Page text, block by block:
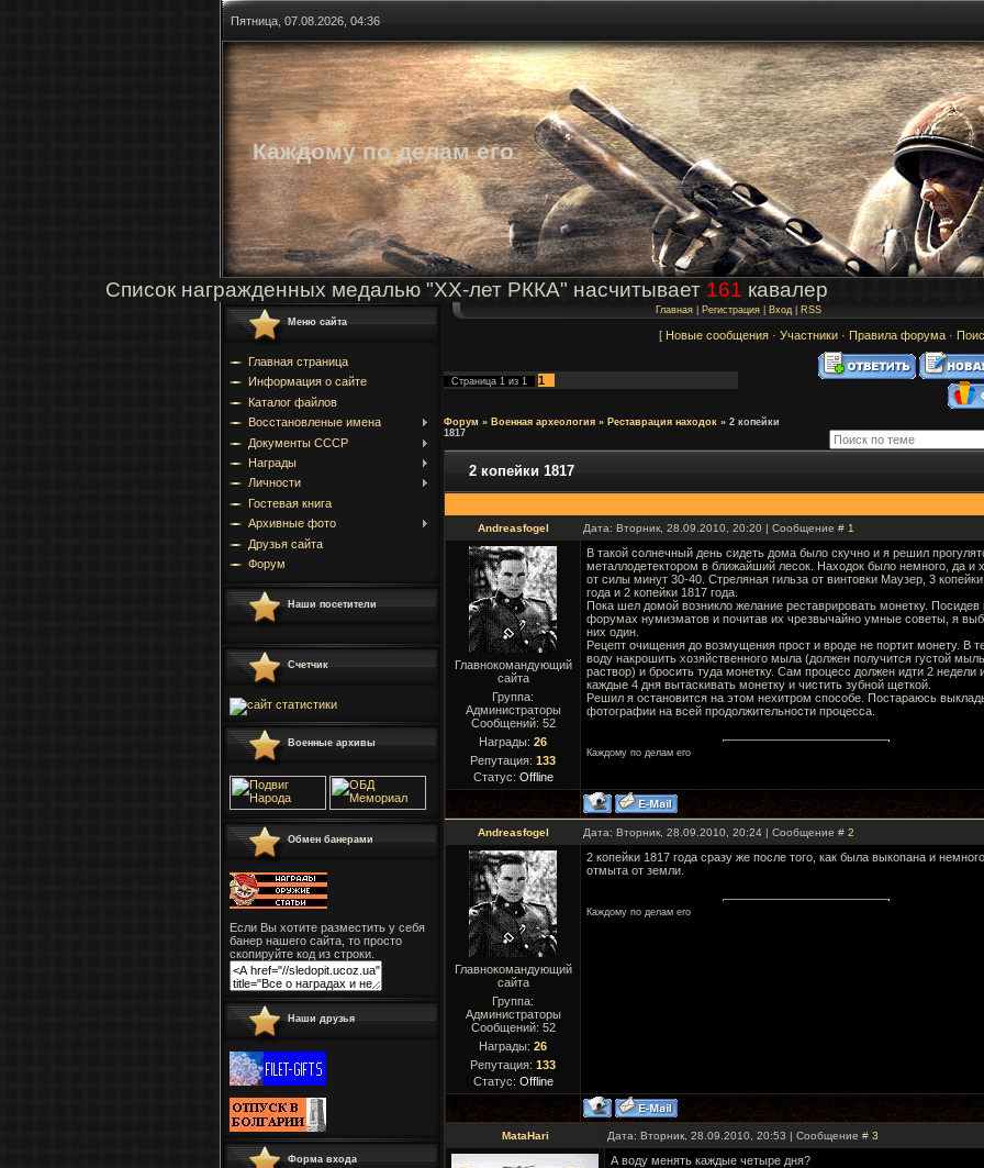
Пятница, 07.08.2026, 04:36
Каждому по делам его
Список награжденных медалью "ХХ-лет РККА" насчитывает 161 кавалер
Меню сайта
Главная страница
Информация о сайте
Каталог файлов
Восстановленые имена
Документы СССР
Награды
Личности
Гостевая книга
Архивные фото
Друзья сайта
Форум
Наши посетители
Счетчик
Военные архивы
Обмен банерами
Если Вы хотите разместить у себя
банер нашего сайта, то просто
скопируйте код из строки.
Наши друзья
Форма входа
Главная| Регистрация| Вход| RSS
[ Новые сообщения · Участники · Правила форума ·
Страница 1 из 1 1
Форум » Военная археология » Реставрация находок » 2 копейки
1817
2 копейки 1817
Andreasfogel Дата: Вторник, 28.09.2010, 20:20 | Сообщение # 1
Главнокомандующий
сайта
Группа:
Администраторы
Сообщений: 52
Награды: 26
Репутация: 133
Статус: Offline
В такой солнечный день сидеть дома было скучно и я решил
металлодетектором в ближайший лесок. Находок было немного, да и
от силы минут 30-40. Стреляная гильза от винтовки Маузер, 3
года и 2 копейки 1817 года.
Пока шел домой возникло желание реставрировать монетку. Посидев
форумах нумизматов и почитав их чрезвычайно умные советы, я
них один.
Рецепт очищения до возмущения прост и вроде не портит монету. В
воду накрошить хозяйственного мыла (должен получится густой
раствор) и бросить туда монетку. Сам процесс должен идти 2 недели
каждые 4 дня вытаскивать монетку и чистить зубной щеткой.
Решил я остановится на этом нехитром способе. Постараюсь
фотографии на всей продолжительности процесса.
Каждому по делам его
Andreasfogel Дата: Вторник, 28.09.2010, 20:24 | Сообщение # 2
Главнокомандующий
сайта
Группа:
Администраторы
Сообщений: 52
Награды: 26
Репутация: 133
Статус: Offline
2 копейки 1817 года сразу же после того, как была выкопана и немного
отмыта от земли.
Каждому по делам его
MataHari Дата: Вторник, 28.09.2010, 20:53 | Сообщение # 3
А воду менять каждые четыре дня?